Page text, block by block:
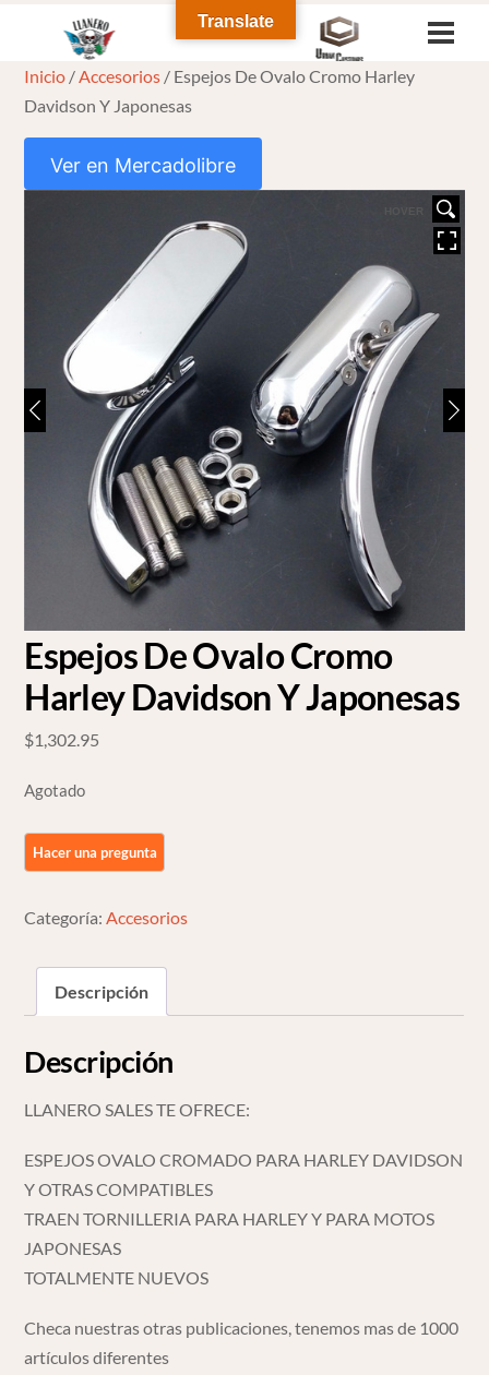
content
Inicio /Accesorios / Espejos De Ovalo Cromo Harley
Davidson Y Japonesas
Ver en Mercadolibre
HOVER
Espejos De Ovalo Cromo
Harley Davidson Y Japonesas
$1,302.95
Agotado
Categoría:Accesorios
Descripción
Descripción
LLANERO SALES TE OFRECE:
ESPEJOS OVALO CROMADO PARA HARLEY DAVIDSON
Y OTRAS COMPATIBLES
TRAEN TORNILLERIA PARA HARLEY Y PARA MOTOS
JAPONESAS
TOTALMENTE NUEVOS
Checa nuestras otras publicaciones, tenemos mas de 1000
artículos diferentes
Translate